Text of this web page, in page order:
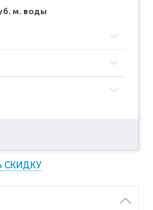
м. воды
СКИДКУ